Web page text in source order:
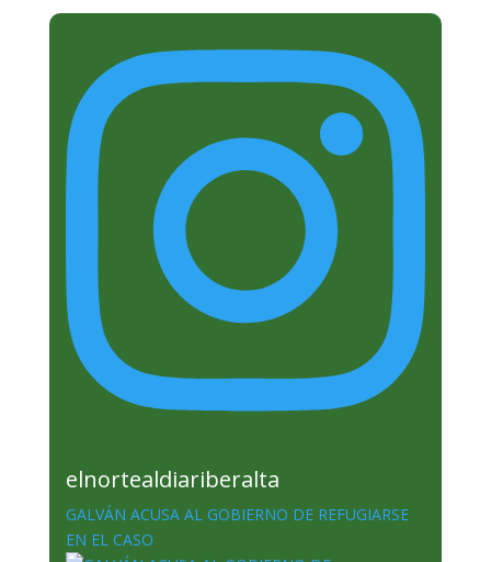
elnortealdiariberalta
GALVÁN ACUSA AL GOBIERNO DE REFUGIARSE
EN EL CASO